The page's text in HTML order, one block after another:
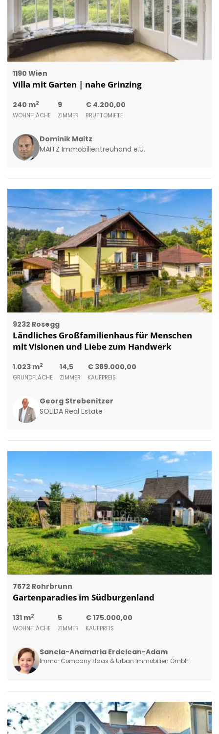
1190 Wien
Villa mit Garten | nahe Grinzing
240 m2
WOHNFLÄCHE
9
ZIMMER
€ 4.200,00
BRUTTOMIETE
Dominik Maitz
MAITZ Immobilientreuhand e.U.
9232 Rosegg
Ländliches Großfamilienhaus für Menschen
mit Visionen und Liebe zum Handwerk
1.023 m2
GRUNDFLÄCHE
14,5
ZIMMER
€ 389.000,00
KAUFPREIS
Georg Strebenitzer
SOLIDA Real Estate
7572 Rohrbrunn
Gartenparadies im Südburgenland
131 m2
WOHNFLÄCHE
5
ZIMMER
€ 175.000,00
KAUFPREIS
Sanela-Anamaria Erdelean-Adam
Immo-Company Haas & Urban Immobilien GmbH